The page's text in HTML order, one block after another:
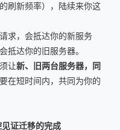
刷新频率），陆续来你这
求，会抵达你的新服务
抵达你的旧服务器。
让新、旧两台服务器，同
在短时间内，共同为你的
证迁移的完成